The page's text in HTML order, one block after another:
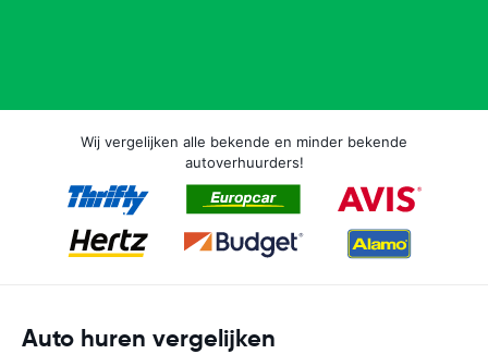
Wij vergelijken alle bekende en minder bekende
autoverhuurders!
Auto huren vergelijken